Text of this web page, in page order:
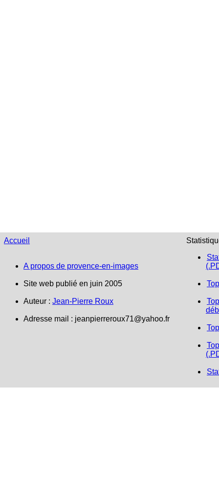
Accueil
A propos de provence-en-images
Site web publié en juin 2005
Auteur : Jean-Pierre Roux
Adresse mail : jeanpierreroux71@yahoo.fr